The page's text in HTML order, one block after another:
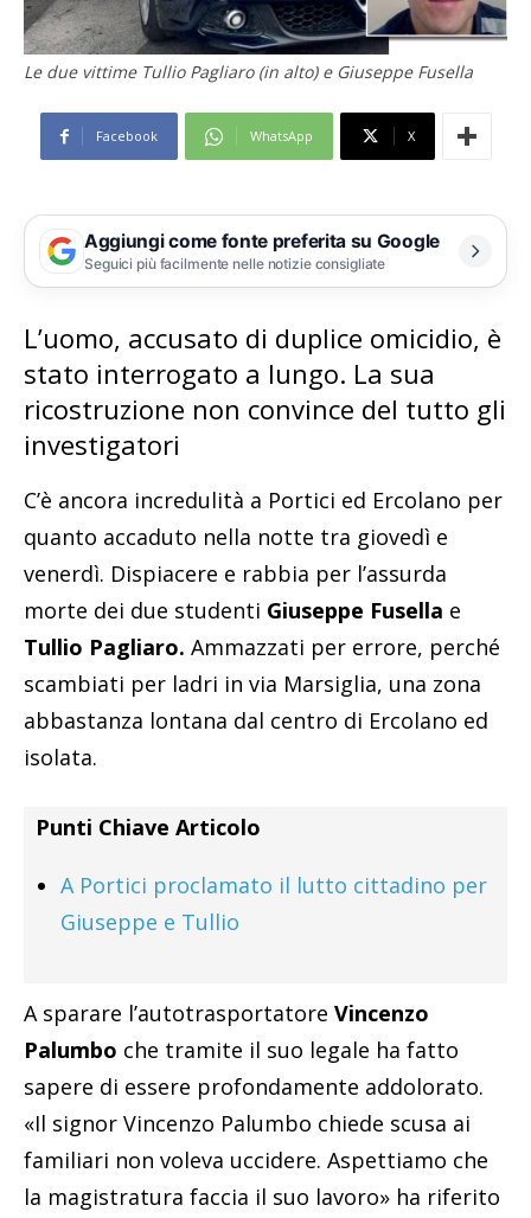
Le due vittime Tullio Pagliaro (in alto) e Giuseppe Fusella
Facebook WhatsApp X
Aggiungi come fonte preferita su Google
Seguici più facilmente nelle notizie consigliate
L’uomo, accusato di duplice omicidio, è
stato interrogato a lungo. La sua
ricostruzione non convince del tutto gli
investigatori
C’è ancora incredulità a Portici ed Ercolano per
quanto accaduto nella notte tra giovedì e
venerdì. Dispiacere e rabbia per l’assurda
morte dei due studenti Giuseppe Fusella e
Tullio Pagliaro. Ammazzati per errore, perché
scambiati per ladri in via Marsiglia, una zona
abbastanza lontana dal centro di Ercolano ed
isolata.
Punti Chiave Articolo
A Portici proclamato il lutto cittadino per
Giuseppe e Tullio
A sparare l’autotrasportatore Vincenzo
Palumbo che tramite il suo legale ha fatto
sapere di essere profondamente addolorato.
«Il signor Vincenzo Palumbo chiede scusa ai
familiari non voleva uccidere. Aspettiamo che
la magistratura faccia il suo lavoro» ha riferito